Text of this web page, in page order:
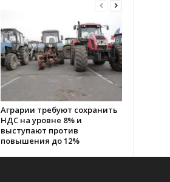
Аграрии требуют сохранить
НДС на уровне 8% и
выступают против
повышения до 12%